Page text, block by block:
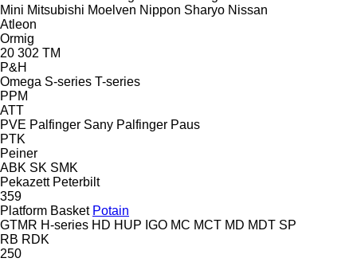
Mini Mitsubishi Moelven Nippon Sharyo Nissan
Atleon
Ormig
20 302 TM
P&H
Omega S-series T-series
PPM
ATT
PVE Palfinger Sany Palfinger Paus
PTK
Peiner
ABK SK SMK
Pekazett Peterbilt
359
Platform Basket Potain
GTMR H-series HD HUP IGO MC MCT MD MDT SP
RB RDK
250